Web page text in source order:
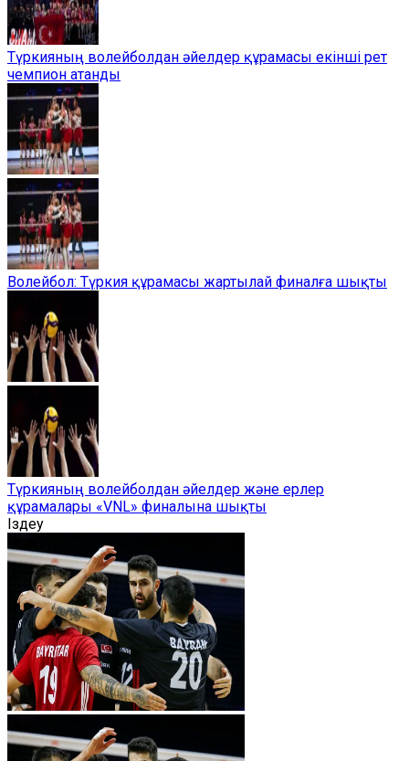
Түркияның волейболдан әйелдер құрамасы екінші рет
чемпион атанды
Волейбол: Түркия құрамасы жартылай финалға шықты
Түркияның волейболдан әйелдер және ерлер
құрамалары «VNL» финалына шықты
Іздеу